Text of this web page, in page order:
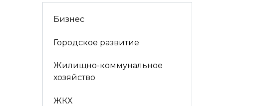
Бизнес
Городское развитие
Жилищно-коммунальное
хозяйство
ЖКХ